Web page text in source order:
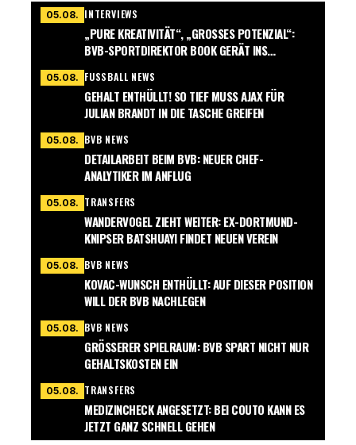
05.08. INTERVIEWS
„PURE KREATIVITÄT“, „GROSSES POTENZIAL“: B
VB-SPORTDIREKTOR BOOK GERÄT INS S
05.08. FUSSBALL NEWS
GEHALT ENTHÜLLT! SO TIEF MUSS AJAX FÜR
JULIAN BRANDT IN DIE TASCHE GREIFEN
05.08. BVB NEWS
DETAILARBEIT BEIM BVB: NEUER CHEF-
ANALYTIKER IM ANFLUG
05.08. TRANSFERS
WANDERVOGEL ZIEHT WEITER: EX-DORTMUND-
KNIPSER BATSHUAYI FINDET NEUEN VEREIN
05.08. BVB NEWS
KOVAC-WUNSCH ENTHÜLLT: AUF DIESER POSITION
WILL DER BVB NACHLEGEN
05.08. BVB NEWS
GRÖSSERER SPIELRAUM: BVB SPART NICHT NUR G
EHALTSKOSTEN EIN
05.08. TRANSFERS
MEDIZINCHECK ANGESETZT: BEI COUTO KANN ES
JETZT GANZ SCHNELL GEHEN